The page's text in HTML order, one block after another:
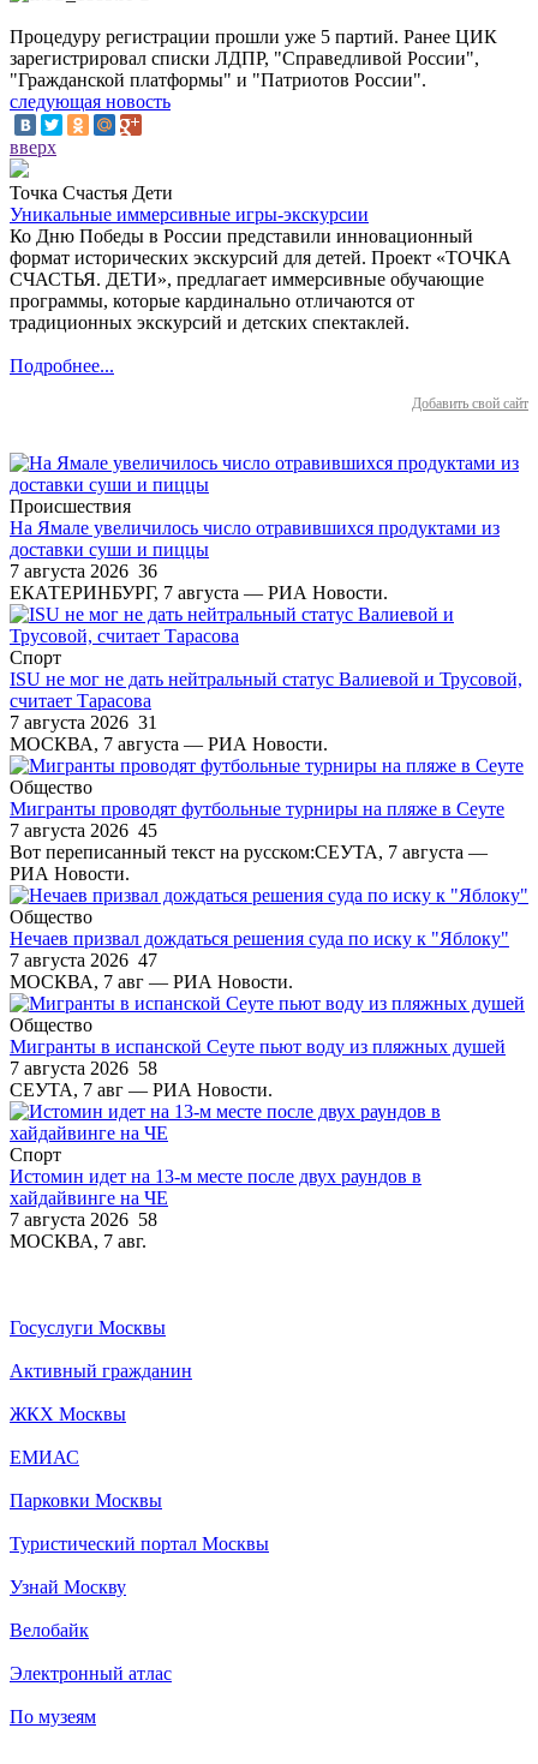
Процедуру регистрации прошли уже 5 партий. Ранее ЦИК
зарегистрировал списки ЛДПР, "Справедливой России",
"Гражданской платформы" и "Патриотов России".
следующая новость
вверх
Точка Счастья Дети
Уникальные иммерсивные игры-экскурсии
Ко Дню Победы в России представили инновационный
формат исторических экскурсий для детей. Проект «ТОЧКА
СЧАСТЬЯ. ДЕТИ», предлагает иммерсивные обучающие
программы, которые кардинально отличаются от
традиционных экскурсий и детских спектаклей.
Подробнее...
Добавить свой сайт
Происшествия
На Ямале увеличилось число отравившихся продуктами из
доставки суши и пиццы
7 августа 2026 36
ЕКАТЕРИНБУРГ, 7 августа — РИА Новости.
Спорт
ISU не мог не дать нейтральный статус Валиевой и Трусовой,
считает Тарасова
7 августа 2026 31
МОСКВА, 7 августа — РИА Новости.
Общество
Мигранты проводят футбольные турниры на пляже в Сеуте
7 августа 2026 45
Вот переписанный текст на русском:СЕУТА, 7 августа —
РИА Новости.
Общество
Нечаев призвал дождаться решения суда по иску к "Яблоку"
7 августа 2026 47
МОСКВА, 7 авг — РИА Новости.
Общество
Мигранты в испанской Сеуте пьют воду из пляжных душей
7 августа 2026 58
СЕУТА, 7 авг — РИА Новости.
Спорт
Истомин идет на 13-м месте после двух раундов в
хайдайвинге на ЧЕ
7 августа 2026 58
МОСКВА, 7 авг.
Госуслуги Москвы
Активный гражданин
ЖКХ Москвы
ЕМИАС
Парковки Москвы
Туристический портал Москвы
Узнай Москву
Велобайк
Электронный атлас
По музеям